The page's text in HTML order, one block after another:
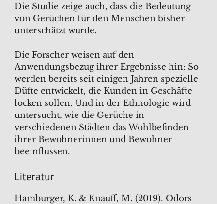
Die Studie zeige auch, dass die Bedeutung
von Gerüchen für den Menschen bisher
unterschätzt wurde.
Die Forscher weisen auf den
Anwendungsbezug ihrer Ergebnisse hin: So
werden bereits seit einigen Jahren spezielle
Düfte entwickelt, die Kunden in Geschäfte
locken sollen. Und in der Ethnologie wird
untersucht, wie die Gerüche in
verschiedenen Städten das Wohlbefinden
ihrer Bewohnerinnen und Bewohner
beeinflussen.
Literatur
Hamburger, K. & Knauff, M. (2019). Odors